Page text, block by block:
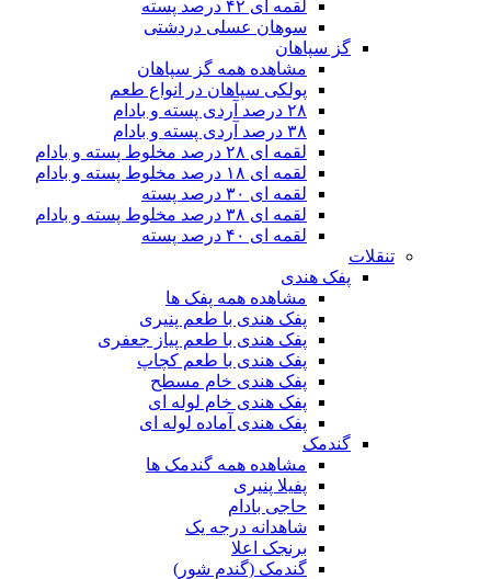
لقمه ای ۴۲ درصد پسته
سوهان عسلی دردشتی
گز سپاهان
مشاهده همه گز سپاهان
پولکی سپاهان در انواع طعم
۲۸ درصد آردی پسته و بادام
۳۸ درصد آردی پسته و بادام
لقمه ای ۲۸ درصد مخلوط پسته و بادام
لقمه ای ۱۸ درصد مخلوط پسته و بادام
لقمه ای ۳۰ درصد پسته
لقمه ای ۳۸ درصد مخلوط پسته و بادام
لقمه ای ۴۰ درصد پسته
تنقلات
پفک هندی
مشاهده همه پفک ها
پفک هندی با طعم پنیری
پفک هندی با طعم پیاز جعفری
پفک هندی با طعم کچاپ
پفک هندی خام مسطح
پفک هندی خام لوله ای
پفک هندی آماده لوله ای
گندمک
مشاهده همه گندمک ها
پفیلا پنیری
حاجی بادام
شاهدانه درجه یک
برنجک اعلا
گندمک (گندم شور)